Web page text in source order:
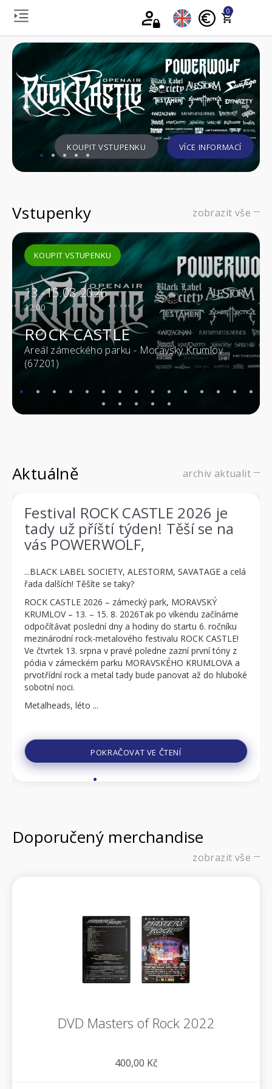
0
KOUPIT VSTUPENKU VÍCE INFORMACÍ
Previous
Vstupenky zobrazit vše
KOUPIT VSTUPENKU
13.-15.08.2026
12:00
ROCK CASTLE
Areál zámeckého parku - Moravský Krumlov
(67201)
Aktuálně archiv aktualit
Festival ROCK CASTLE 2026 je
tady už příští týden! Těší se na
vás POWERWOLF,
...BLACK LABEL SOCIETY, ALESTORM, SAVATAGE a celá
řada dalších! Těšíte se taky?
ROCK CASTLE 2026 – zámecký park, MORAVSKÝ
KRUMLOV – 13. – 15. 8. 2026Tak po víkendu začínáme
odpočítávat poslední dny a hodiny do startu 6. ročníku
mezinárodní rock-metalového festivalu ROCK CASTLE!
Ve čtvrtek 13. srpna v pravé poledne zazní první tóny z
pódia v zámeckém parku MORAVSKÉHO KRUMLOVA a
prvotřídní rock a metal tady bude panovat až do hluboké
sobotní noci.
Metalheads, léto ...
POKRAČOVAT VE ČTENÍ
Doporučený merchandise
zobrazit vše
DVD Masters of Rock 2022
400,00 Kč